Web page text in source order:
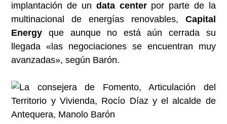
implantación de un data centerpor parte de la
multinacional de energías renovables, Capital
Energy que aunque no está aún cerrada su
llegada «las negociaciones se encuentran muy
avanzadas», según Barón.